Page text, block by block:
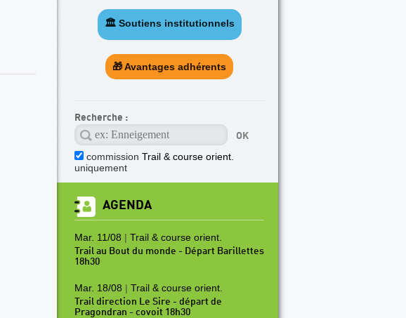
🏛️ Soutiens institutionnels
🎁 Avantages adhérents
Recherche :
commission Trail & course orient.
uniquement
AGENDA
Mar. 11/08 | Trail & course orient.
Trail au Bout du monde - Départ Barillettes
18h30
Mar. 18/08 | Trail & course orient.
Trail direction Le Sire - départ de
Pragondran - covoit 18h30